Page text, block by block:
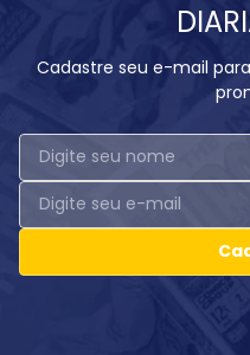
Cadastre seu e-mail